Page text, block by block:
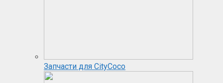
Запчасти для CityCoco